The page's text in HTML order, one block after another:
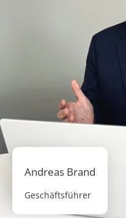
Andreas Brand
Geschäftsführer